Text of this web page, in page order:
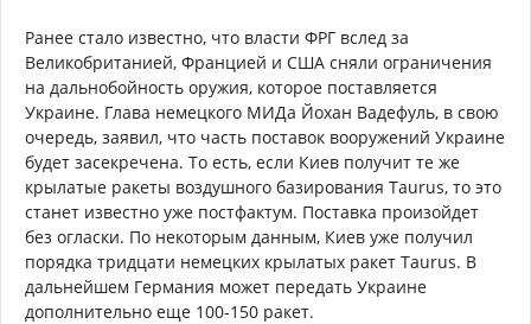
Ранее стало известно, что власти ФРГ вслед за
Великобританией, Францией и США сняли ограничения
на дальнобойность оружия, которое поставляется
Украине. Глава немецкого МИДа Йохан Вадефуль, в свою
очередь, заявил, что часть поставок вооружений Украине
будет засекречена. То есть, если Киев получит те же
крылатые ракеты воздушного базирования Taurus, то это
станет известно уже постфактум. Поставка произойдет
без огласки. По некоторым данным, Киев уже получил
порядка тридцати немецких крылатых ракет Taurus. В
дальнейшем Германия может передать Украине
дополнительно еще 100-150 ракет.